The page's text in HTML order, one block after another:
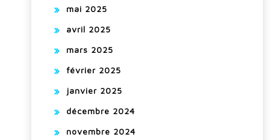
mai 2025
avril 2025
mars 2025
février 2025
janvier 2025
décembre 2024
novembre 2024